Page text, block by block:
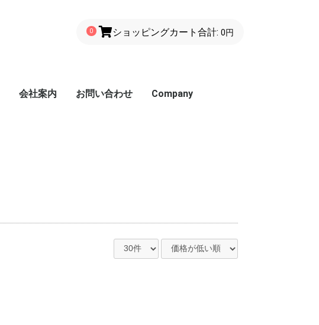
0 ショッピングカート 合計: 0円
会社案内 お問い合わせ Company